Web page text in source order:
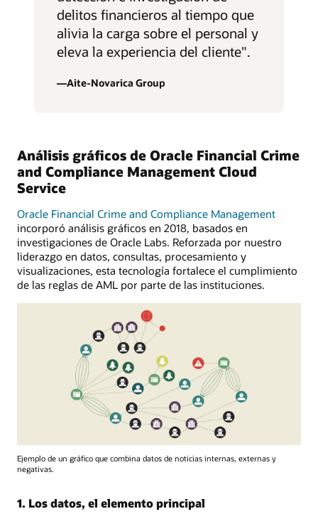
delitos financieros al tiempo que
alivia la carga sobre el personal y
eleva la experiencia del cliente".
—Aite-Novarica Group
Análisis gráficos de Oracle Financial Crime
and Compliance Management Cloud
Service
Oracle Financial Crime and Compliance Management
incorporó análisis gráficos en 2018, basados en
investigaciones de Oracle Labs. Reforzada por nuestro
liderazgo en datos, consultas, procesamiento y
visualizaciones, esta tecnología fortalece el cumplimiento
de las reglas de AML por parte de las instituciones.
Ejemplo de un gráfico que combina datos de noticias internas, externas y
negativas.
1. Los datos, el elemento principal